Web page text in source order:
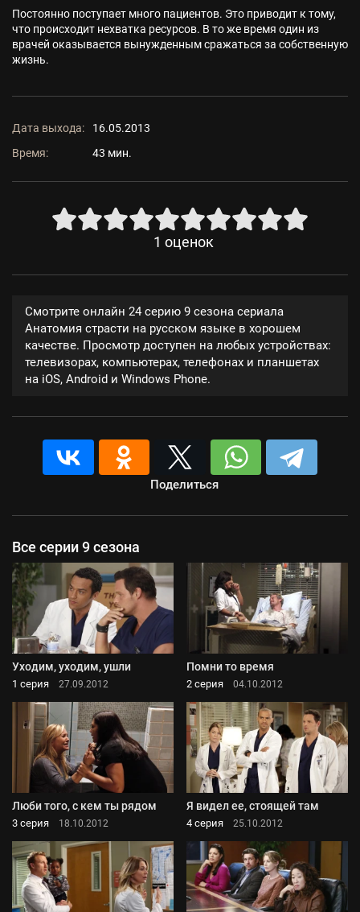
Постоянно поступает много пациентов. Это приводит к тому,
что происходит нехватка ресурсов. В то же время один из
врачей оказывается вынужденным сражаться за собственную
жизнь.
Дата выхода:
16.05.2013
Время:
43 мин.
1 оценок
Смотрите онлайн 24 серию 9 сезона сериала
Анатомия страсти на русском языке в хорошем
качестве. Просмотр доступен на любых устройствах:
телевизорах, компьютерах, телефонах и планшетах
на iOS, Android и Windows Phone.
Поделиться
Все серии 9 сезона
Уходим, уходим, ушли
1 серия 27.09.2012
Помни то время
2 серия 04.10.2012
Люби того, с кем ты рядом
3 серия 18.10.2012
Я видел ее, стоящей там
4 серия 25.10.2012